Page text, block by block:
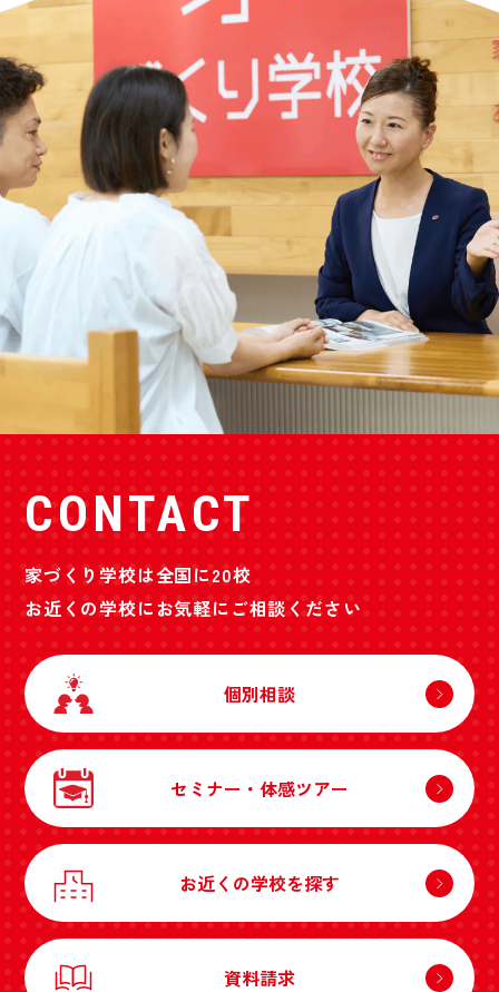
CONTACT
家づくり学校は全国に20校
お近くの学校にお気軽にご相談ください
個別相談
セミナー・体感ツアー
お近くの学校を探す
資料請求